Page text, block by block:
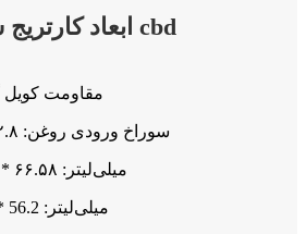
ابعاد کارتریج سرامیکی کامل cbd
● مقاومت کویل
● سوراخ ورودی روغن: ۲.۸*۱.۲ میلی‌متر * ۲
● ۱.۰ میلی‌لیتر: ۶۶.۵۸ * ۱۰.۵ میلی‌متر
● 0.5 میلی‌لیتر: 56.2 * 10.5 میلی‌متر